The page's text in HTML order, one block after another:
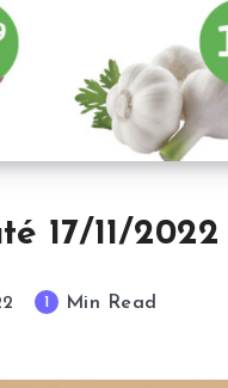
17/11/2022
1 Min Read